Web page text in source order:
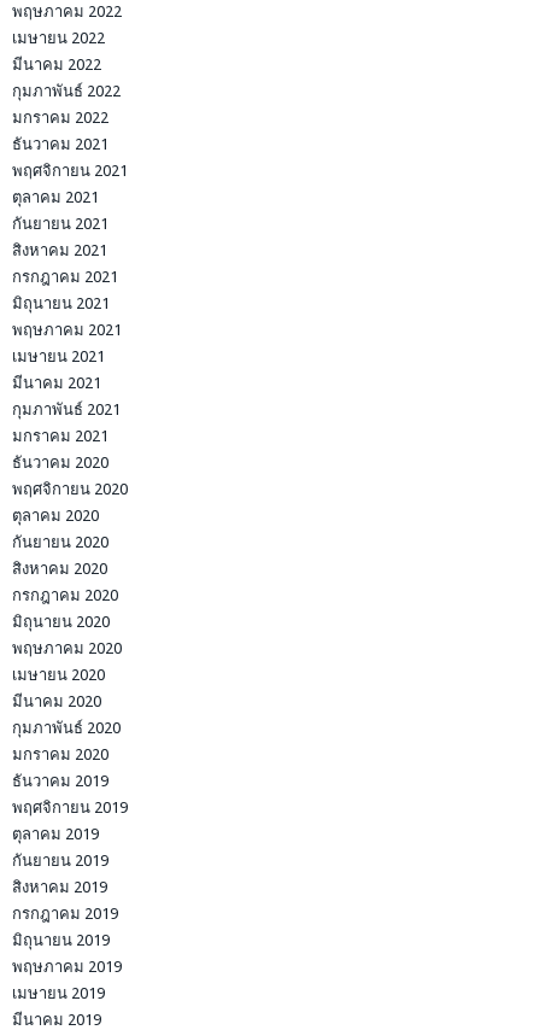
พฤษภาคม 2022
เมษายน 2022
มีนาคม 2022
กุมภาพันธ์ 2022
มกราคม 2022
ธันวาคม 2021
พฤศจิกายน 2021
ตุลาคม 2021
กันยายน 2021
สิงหาคม 2021
กรกฎาคม 2021
มิถุนายน 2021
พฤษภาคม 2021
เมษายน 2021
มีนาคม 2021
กุมภาพันธ์ 2021
มกราคม 2021
ธันวาคม 2020
พฤศจิกายน 2020
ตุลาคม 2020
กันยายน 2020
สิงหาคม 2020
กรกฎาคม 2020
มิถุนายน 2020
พฤษภาคม 2020
เมษายน 2020
มีนาคม 2020
กุมภาพันธ์ 2020
มกราคม 2020
ธันวาคม 2019
พฤศจิกายน 2019
ตุลาคม 2019
กันยายน 2019
สิงหาคม 2019
กรกฎาคม 2019
มิถุนายน 2019
พฤษภาคม 2019
เมษายน 2019
มีนาคม 2019